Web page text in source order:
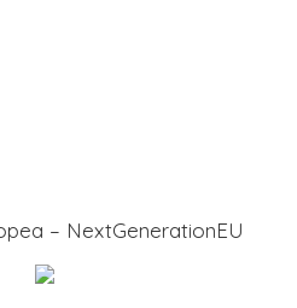
– NextGenerationEU